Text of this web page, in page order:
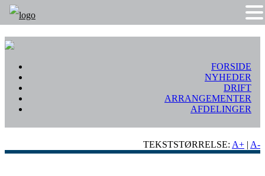
FORSIDE
NYHEDER
DRIFT
ARRANGEMENTER
AFDELINGER
TEKSTSTØRRELSE: A+ | A-